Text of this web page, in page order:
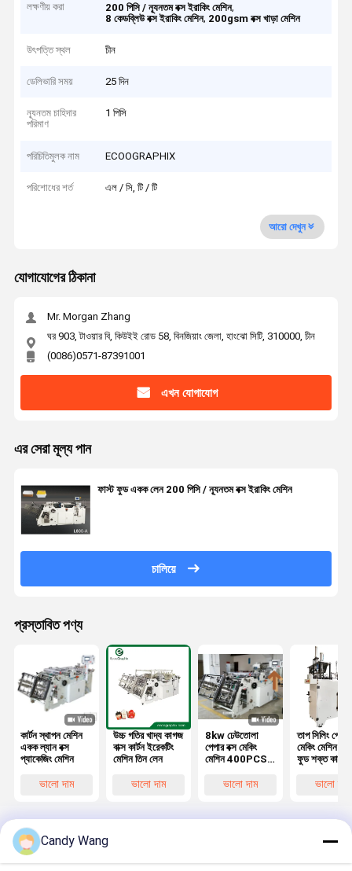
লক্ষণীয় করা 200 পিসি / ন্যূনতম বক্স ইরাকিং মেশিন,
8 কেডব্লিউ বক্স ইরাকিং মেশিন, 200gsm বক্স খাড়া মেশিন
উৎপত্তি স্থল চীন
ডেলিভারি সময় 25 দিন
ন্যূনতম চাহিদার
পরিমাণ
1 পিসি
পরিচিতিমুলক নাম ECOOGRAPHIX
পরিশোধের শর্ত এল / সি, টি / টি
আরো দেখুন
যোগাযোগের ঠিকানা
Mr. Morgan Zhang
ঘর 903, টাওয়ার বি, কিউইই রোড 58, বিনজিয়াং জেলা, হাংঝো সিটি, 310000, চীন
(0086)0571-87391001
এখন যোগাযোগ
এর সেরা মূল্য পান
ফাস্ট ফুড একক লেন 200 পিসি / ন্যূনতম বক্স ইরাকিং মেশিন
চালিয়ে
প্রস্তাবিত পণ্য
কার্টন স্থাপন মেশিন
একক ল্যান বক্স
প্যাকেজিং মেশিন
ভালো দাম
উচ্চ গতির খাদ্য কাগজ
বাক্স কার্টন ইরেকটিং
মেশিন তিন লেন
ভালো দাম
8kw ঢেউতোলা
পেপার বক্স মেকিং
মেশিন 400PCS/
ভালো দাম
তাপ সিলিং পেপার
মেকিং মেশিন
ফুড শক্ত কাগজ
ভালো দাম
Candy Wang